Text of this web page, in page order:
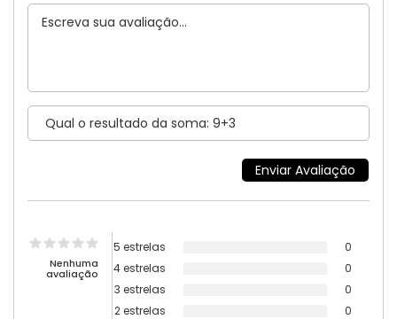
Nenhuma
avaliação
5 estrelas
0
4 estrelas
0
3 estrelas
0
2 estrelas
0